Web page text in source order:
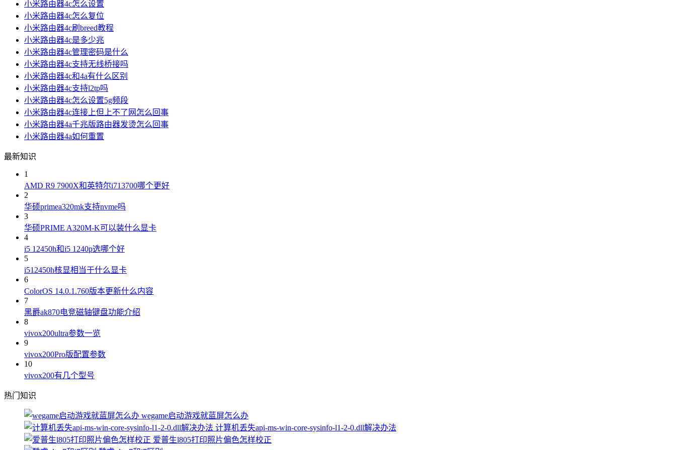
小米路由器4c怎么设置
小米路由器4c怎么复位
小米路由器4c刷breed教程
小米路由器4c是多少兆
小米路由器4c管理密码是什么
小米路由器4c支持无线桥接吗
小米路由器4c和4a有什么区别
小米路由器4c支持l2tp吗
小米路由器4c怎么设置5g频段
小米路由器4c连接上但上不了网怎么回事
小米路由器4a千兆版路由器发烫怎么回事
小米路由器4a如何重置
最新知识
1
AMD R9 7900X和英特尔i713700哪个更好
2
华硕primea320mk支持nvme吗
3
华硕PRIME A320M-K可以装什么显卡
4
i5 12450h和i5 1240p选哪个好
5
i512450h核显相当于什么显卡
6
ColorOS 14.0.1.760版本更新什么内容
7
黑爵ak870电竞磁轴键盘功能介绍
8
vivox200ultra参数一览
9
vivox200Pro版配置参数
10
vivox200有几个型号
热门知识
wegame启动游戏就蓝屏怎么办
计算机丢失api-ms-win-core-sysinfo-l1-2-0.dll解决办法
爱普生l805打印照片偏色怎样校正